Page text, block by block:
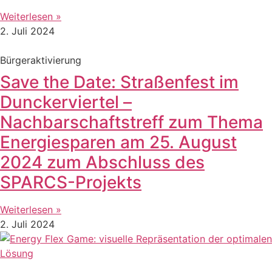
Weiterlesen »
2. Juli 2024
Bürgeraktivierung
Save the Date: Straßenfest im
Dunckerviertel –
Nachbarschaftstreff zum Thema
Energiesparen am 25. August
2024 zum Abschluss des
SPARCS-Projekts
Weiterlesen »
2. Juli 2024